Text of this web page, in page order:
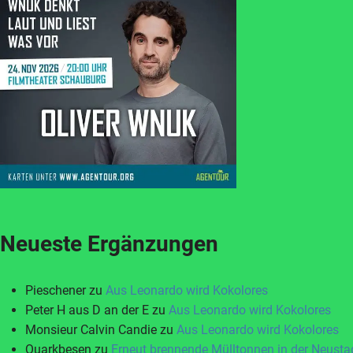
Neueste Ergänzungen
Pieschenerzu Aus Leonardo wird Kokolores
Peter H aus D an der E zu Aus Leonardo wird Kokolores
Monsieur Calvin Candie zu Aus Leonardo wird Kokolores
Quarkbesen zu Erneut brennende Mülltonnen in der